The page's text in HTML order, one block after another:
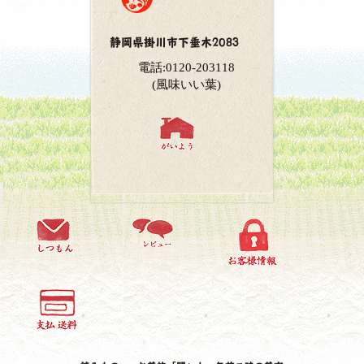
静岡県掛川市下垂木2083
電話:0120-203118
(風味いい葉)